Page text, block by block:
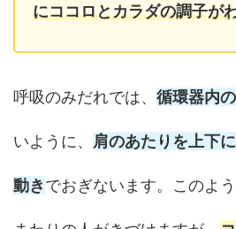
にココロとカラダの調子が
呼吸のみだれでは、 循環器内
いように、 肩のあたりを上下
動きでおぎないます。このよ